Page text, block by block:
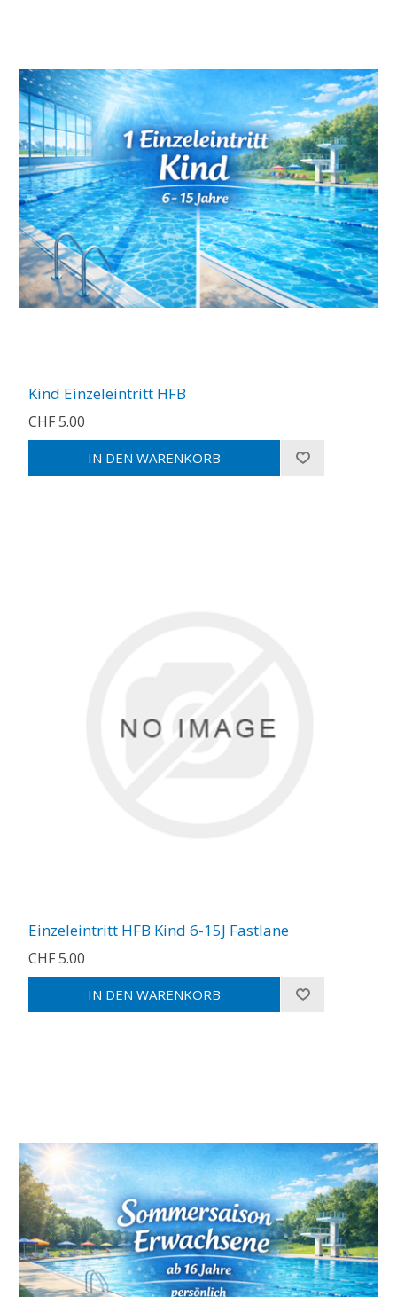
Kind Einzeleintritt HFB
CHF 5.00
Einzeleintritt HFB Kind 6-15J Fastlane
CHF 5.00